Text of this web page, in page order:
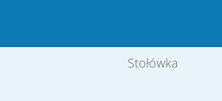
Stołówka